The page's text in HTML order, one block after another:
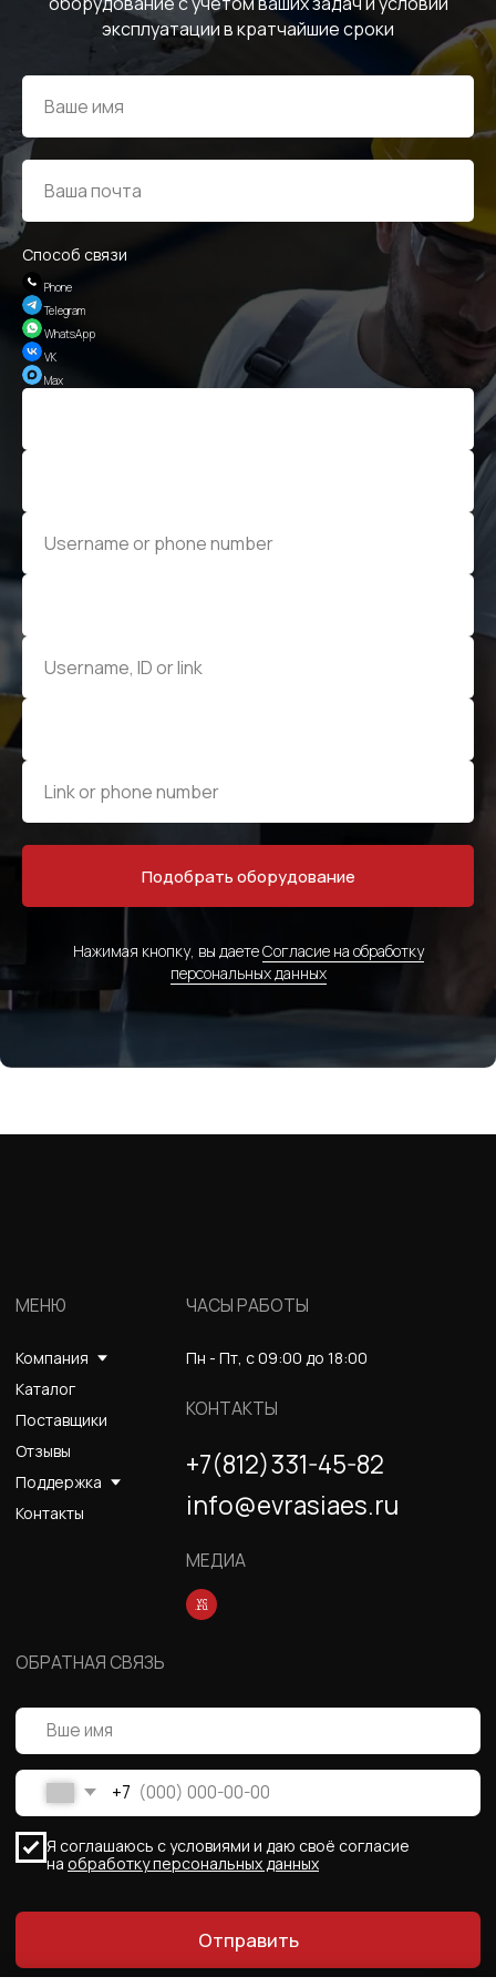
эксплуатации в кратчайшие сроки
Способ связи
Phone
Telegram
WhatsApp
VK
Max
Подобрать оборудование
Нажимая кнопку, вы даетеСогласие на обработку
персональных данных
Я соглашаюсь с условиями и даю своё согласие
наобработку персональных данных
Политика персональных данных
© Евразия Инжиниринг
Сервис 2022-2026 Разработка сайта
ИНФОРМАЦИЯ